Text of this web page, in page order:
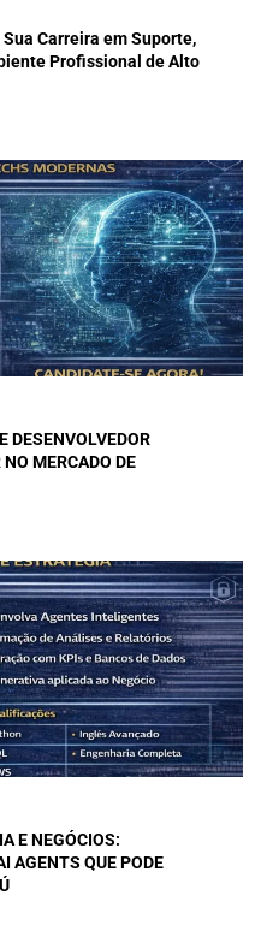
Carreira em Suporte,
Profissional de Alto
DESENVOLVEDOR
MERCADO DE
E NEGÓCIOS:
AGENTS QUE PODE